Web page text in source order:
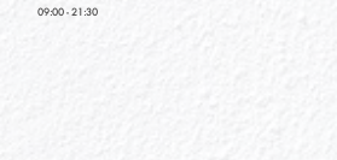
09:00 - 21:30